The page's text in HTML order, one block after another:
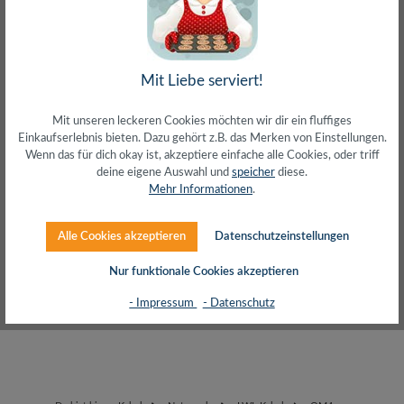
SALES
Produkte filtern
Mit Liebe serviert!
Mit unseren leckeren Cookies möchten wir dir ein fluffiges
Einkaufserlebnis bieten. Dazu gehört z.B. das Merken von Einstellungen.
Wenn das für dich okay ist, akzeptiere einfache alle Cookies, oder triff
deine eigene Auswahl und speicher diese.
Mehr Informationen.
Alle Cookies akzeptieren Datenschutzeinstellungen
Nur funktionale Cookies akzeptieren
- Impressum - Datenschutz